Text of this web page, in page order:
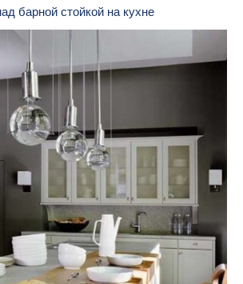
барной стойкой на кухне